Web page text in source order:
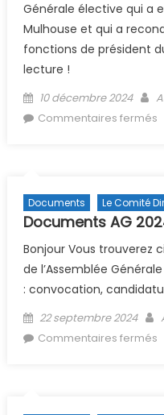
Générale élective qui a
Mulhouse et qui a
fonctions de président
lecture !
Posted on
10 décembre 2024
Commentaires fermés
Documents Le Comité
Documents AG
Bonjour Vous trouverez
de l’Assemblée
: convocation,
Posted on
22 septembre 2024
Commentaires fermés